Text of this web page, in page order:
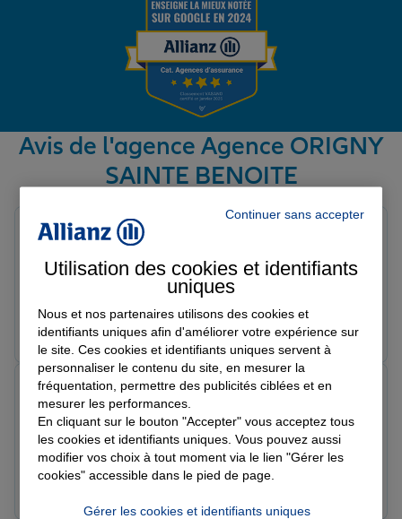
Garantie des accidents de la vie
Protection juridique
Tous nos devis d'assurance
Avis de l'agence Agence ORIGNY
SAINTE BENOITE
Le 25/05/2026 - Agence ORIGNY SAINTE BENOITE
Professionnels à l'écoute, de bons conseils et réactifs.
Catherine T.
Prendre un RDV Voir l'agence
Note de 5 sur 5
Le 05/03/2026 - Agence ORIGNY SAINTE BENOITE
Bien accueillie et bons services
Elisabeth H.
Prendre un RDV Voir l'agence
Continuer sans accepter
Utilisation des cookies et identifiants
uniques
Nous et nos partenaires utilisons des cookies et
identifiants uniques afin d'améliorer votre expérience sur
le site. Ces cookies et identifiants uniques servent à
personnaliser le contenu du site, en mesurer la
fréquentation, permettre des publicités ciblées et en
mesurer les performances.
En cliquant sur le bouton "Accepter" vous acceptez tous
les cookies et identifiants uniques. Vous pouvez aussi
modifier vos choix à tout moment via le lien "Gérer les
cookies" accessible dans le pied de page.
Gérer les cookies et identifiants uniques